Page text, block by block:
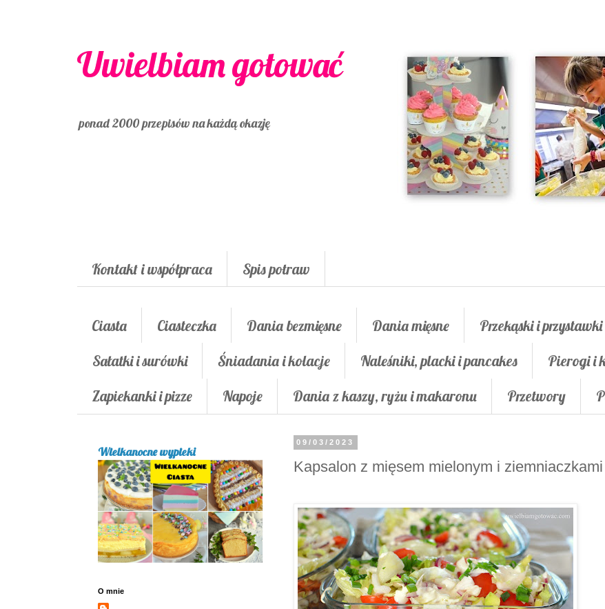
Uwielbiam gotować
ponad 2000 przepisów na każdą okazję
Kontakt i współpraca Spis potraw
Ciasta Ciasteczka Dania bezmięsne Dania mięsne Przekąski i przystawki
Sałatki i surówki
Śniadania i kolacje Naleśniki, placki i pancakes Pierogi i
Zapiekanki i pizze
Napoje Dania z kaszy, ryżu i makaronu Przetwory
09/03/2023
Kapsalon z mięsem mielonym i ziemniaczkami
Wielkanocne wypieki
O mnie